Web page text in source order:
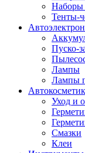
Наборы
Тенты-
Пуско-
Лампы
Лампы
Уход и
Смазки
Клеи